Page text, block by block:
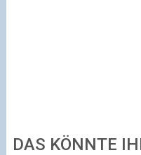
DAS KÖNNTE